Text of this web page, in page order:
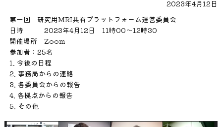
2023年4月12日
第一回 研究用MRI共有プラットフォーム運営委員会
日時 2023年4月12日 11時00～12時30
開催場所 Zoom
参加者：25名
1. 今後の日程
2. 事務局からの連絡
3. 各委員会からの報告
4. 各拠点からの報告
5. その他